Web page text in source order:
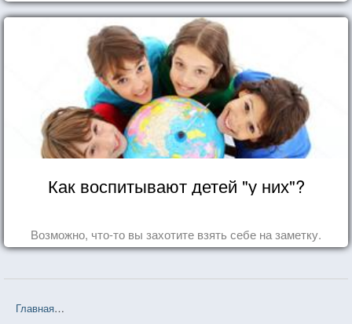
Как воспитывают детей "у них"?
Возможно, что-то вы захотите взять себе на заметку.
Главная